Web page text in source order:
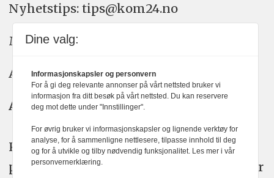
Nyhetstips: tips@kom24.no
Meninger: meninger@kom24.no
Annonse: annonse@watchmedia.no
Abonnement:kom24@watchmedia.no
KOM24 arbeider etter Vær Varsom-
plakatens regler for god presseskikk. Her
Dine valg:
Informasjonskapsler og personvern
For å gi deg relevante annonser på vårt nettsted bruker vi
informasjon fra ditt besøk på vårt nettsted. Du kan reservere
deg mot dette under "Innstillinger".
For øvrig bruker vi informasjonskapsler og lignende verktøy for
analyse, for å sammenligne nettlesere, tilpasse innhold til deg
og for å utvikle og tilby nødvendig funksjonalitet. Les mer i vår
personvernerklæring.